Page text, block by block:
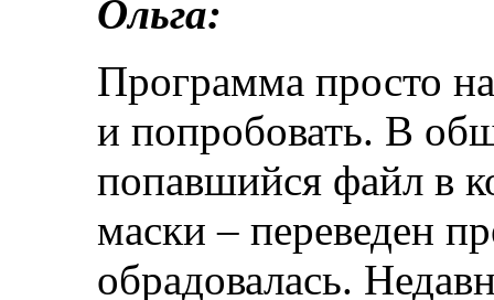
Ольга:
Программа просто
и попробовать. В
попавшийся файл в
маски – переведен
обрадовалась.